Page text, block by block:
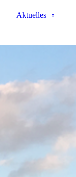
Aktuelles